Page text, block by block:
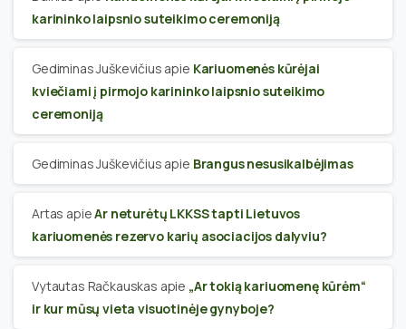
karininko laipsnio suteikimo ceremoniją
Gediminas Juškevičius apie Kariuomenės kūrėjai
kviečiami į pirmojo karininko laipsnio suteikimo
ceremoniją
Gediminas Juškevičius apie Brangus nesusikalbėjimas
Artas apieAr neturėtų LKKSS tapti Lietuvos
kariuomenės rezervo karių asociacijos dalyviu?
Vytautas Račkauskas apie „Ar tokią kariuomenę kūrėm“
ir kur mūsų vieta visuotinėje gynyboje?